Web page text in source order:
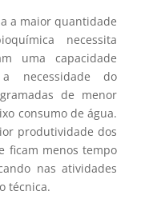
a maior quantidade
necessita
uma capacidade
necessidade do
de menor
consumo de água.
produtividade dos
ficam menos tempo
nas atividades
técnica.